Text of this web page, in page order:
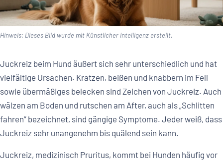
Hinweis: Dieses Bild wurde mit Künstlicher Intelligenz erstellt.
Juckreiz beim Hund äußert sich sehr unterschiedlich und hat
vielfältige Ursachen. Kratzen, beißen und knabbern im Fell
sowie übermäßiges belecken sind Zeichen von Juckreiz. Auch
wälzen am Boden und rutschen am After, auch als „Schlitten
fahren“ bezeichnet, sind gängige Symptome. Jeder weiß, dass
Juckreiz sehr unangenehm bis quälend sein kann.
Juckreiz, medizinisch Pruritus, kommt bei Hunden häufig vor